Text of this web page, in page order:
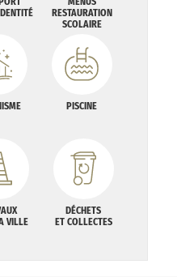
RESTAURATION
SCOLAIRE
PISCINE
VILLE
DÉCHETS
ET COLLECTES